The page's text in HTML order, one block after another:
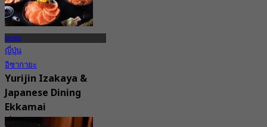
เอกมัย
ญี่ปุ่น
อิซากายะ
Yurijin Izakaya &
Japanese Dining
Ekkamai